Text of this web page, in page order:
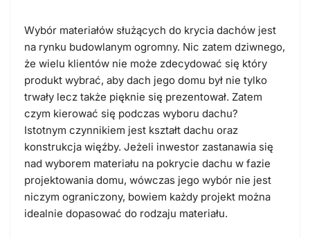
Wybór materiałów służących do krycia dachów jest
na rynku budowlanym ogromny. Nic zatem dziwnego,
że wielu klientów nie może zdecydować się który
produkt wybrać, aby dach jego domu był nie tylko
trwały lecz także pięknie się prezentował. Zatem
czym kierować się podczas wyboru dachu?
Istotnym czynnikiem jest kształt dachu oraz
konstrukcja więźby. Jeżeli inwestor zastanawia się
nad wyborem materiału na pokrycie dachu w fazie
projektowania domu, wówczas jego wybór nie jest
niczym ograniczony, bowiem każdy projekt można
idealnie dopasować do rodzaju materiału.